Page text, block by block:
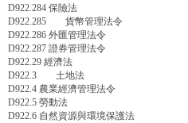
D922.284 保險法
D922.285 貨幣管理法令
D922.286 外匯管理法令
D922.287 證券管理法令
D922.29 經濟法
D922.3 土地法
D922.4 農業經濟管理法令
D922.5 勞動法
D922.6 自然資源與環境保護法